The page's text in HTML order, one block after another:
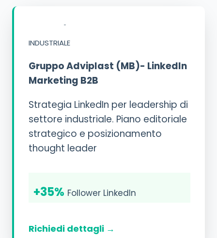
LINKEDIN B2B
INDUSTRIALE
Gruppo Adviplast (MB)- LinkedIn
Marketing B2B
Strategia LinkedIn per leadership di
settore industriale. Piano editoriale
strategico e posizionamento
thought leader
+35% Follower LinkedIn
Richiedi dettagli →